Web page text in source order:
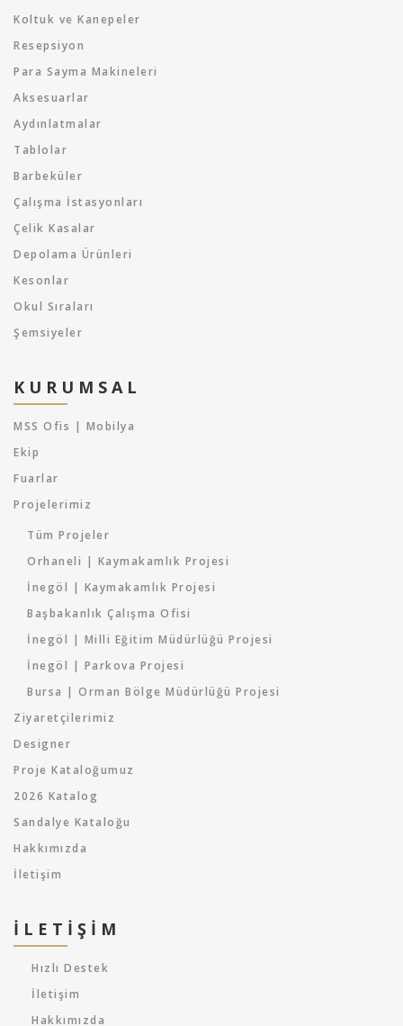
Koltuk ve Kanepeler
Resepsiyon
Para Sayma Makineleri
Aksesuarlar
Aydınlatmalar
Tablolar
Barbeküler
Çalışma İstasyonları
Çelik Kasalar
Depolama Ürünleri
Kesonlar
Okul Sıraları
Şemsiyeler
KURUMSAL
MSS Ofis | Mobilya
Ekip
Fuarlar
Projelerimiz
Tüm Projeler
Orhaneli | Kaymakamlık Projesi
İnegöl | Kaymakamlık Projesi
Başbakanlık Çalışma Ofisi
İnegöl | Milli Eğitim Müdürlüğü Projesi
İnegöl | Parkova Projesi
Bursa | Orman Bölge Müdürlüğü Projesi
Ziyaretçilerimiz
Designer
Proje Kataloğumuz
2026 Katalog
Sandalye Kataloğu
Hakkımızda
İletişim
İLETIŞIM
Hızlı Destek
İletişim
Hakkımızda